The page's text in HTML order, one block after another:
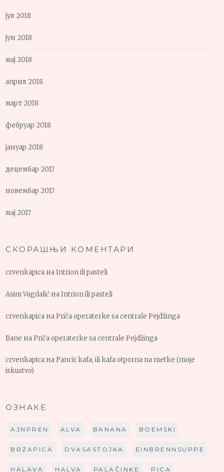
јул 2018
јун 2018
мај 2018
април 2018
март 2018
фебруар 2018
јануар 2018
децембар 2017
новембар 2017
мај 2017
СКОРАШЊИ КОМЕНТАРИ
crvenkapica наIntrion ili pasteli
Asim Vugdalić наIntrion ili pasteli
crvenkapica наPriča operaterke sa centrale Pejdžinga
Bane наPriča operaterke sa centrale Pejdžinga
crvenkapica наPancir kafa, ili kafa otporna na metke (moje
iskustvo)
ОЗНАКЕ
AJNPREN ALVA BANANA BOEMSKI
BRZAPICA DVASASTOJKA EINBRENNSUPPE
HALAVA HALVA PALAČINKE PICA